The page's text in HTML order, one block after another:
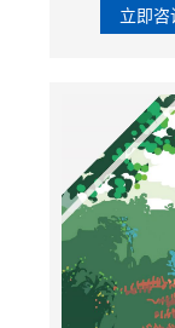
立即咨